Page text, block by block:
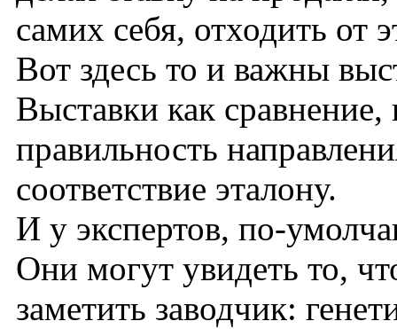
самих себя, отходить от
Вот здесь то и важны
Выставки как сравнение,
правильность
соответствие эталону.
И у экспертов, по-
Они могут увидеть то,
заметить заводчик: